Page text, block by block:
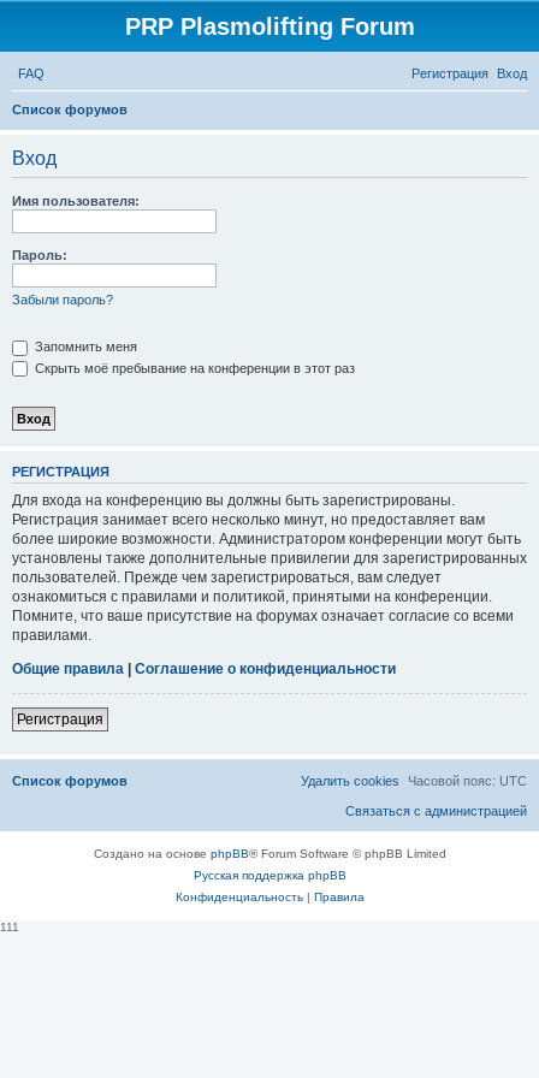
PRP Plasmolifting Forum
FAQ Вход
Регистрация
Список форумов
Вход
Имя пользователя:
Пароль:
Забыли пароль?
Запомнить меня
Скрыть моё пребывание на конференции в этот раз
РЕГИСТРАЦИЯ
Для входа на конференцию вы должны быть зарегистрированы.
Регистрация занимает всего несколько минут, но предоставляет вам
более широкие возможности. Администратором конференции могут быть
установлены также дополнительные привилегии для зарегистрированных
пользователей. Прежде чем зарегистрироваться, вам следует
ознакомиться с правилами и политикой, принятыми на конференции.
Помните, что ваше присутствие на форумах означает согласие со всеми
правилами.
Общие правила | Соглашение о конфиденциальности
Регистрация
Список форумов Часовой пояс: UTC
Удалить cookies
Связаться с администрацией
Создано на основе phpBB® Forum Software © phpBB Limited
Русская поддержка phpBB
Конфиденциальность| Правила
111